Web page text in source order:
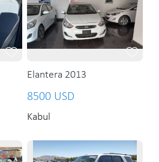
Elantera 2013
8500 USD
Kabul